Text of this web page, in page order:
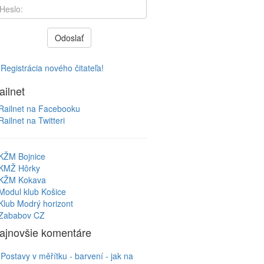
Odoslať
Registrácia nového čitateľa!
na Facebooku
na Twitteri
Bojnice
Hôrky
Kokava
klub Košice
Modrý horizont
CZ
komentáre
Postavy v měřítku - barvení - jak na